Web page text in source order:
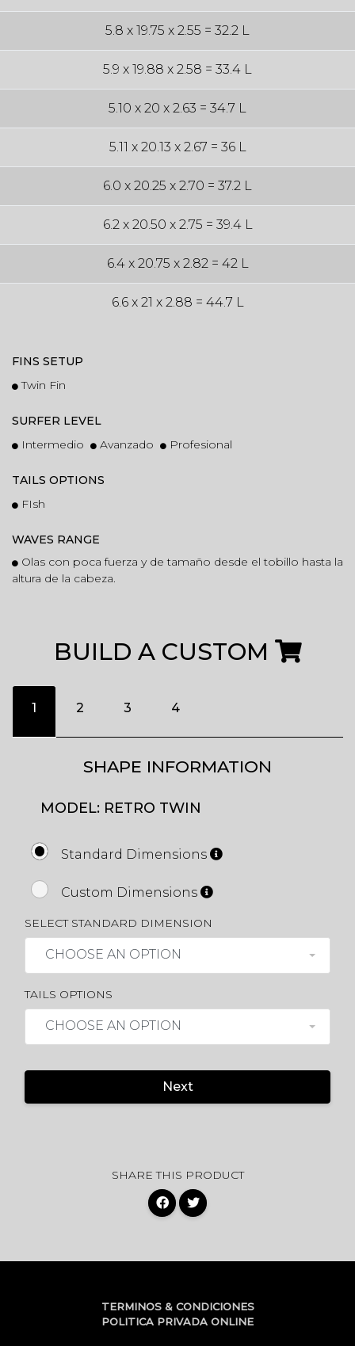
5.8 x 19.75 x 2.55 = 32.2 L
5.9 x 19.88 x 2.58 = 33.4 L
5.10 x 20 x 2.63 = 34.7 L
5.11 x 20.13 x 2.67 = 36 L
6.0 x 20.25 x 2.70 = 37.2 L
6.2 x 20.50 x 2.75 = 39.4 L
6.4 x 20.75 x 2.82 = 42 L
6.6 x 21 x 2.88 = 44.7 L
FINS SETUP
Twin Fin
SURFER LEVEL
Intermedio
Avanzado Profesional
TAILS OPTIONS
FIsh
WAVES RANGE
Olas con poca fuerza y de tamaño desde el tobillo hasta la
altura de la cabeza.
BUILD A CUSTOM
1 2 3 4
SHAPE INFORMATION
MODEL: RETRO TWIN
Standard Dimensions
Custom Dimensions
SELECT STANDARD DIMENSION
CHOOSE AN OPTION
TAILS OPTIONS
CHOOSE AN OPTION
Next
SHARE THIS PRODUCT
TERMINOS & CONDICIONES
POLITICA PRIVADA ONLINE